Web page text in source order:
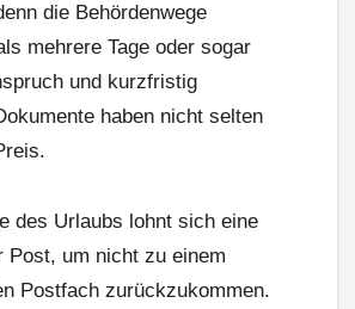
die Behördenwege
mehrere Tage oder sogar
und kurzfristig
haben nicht selten
des Urlaubs lohnt sich eine
Post, um nicht zu einem
Postfach zurückzukommen.